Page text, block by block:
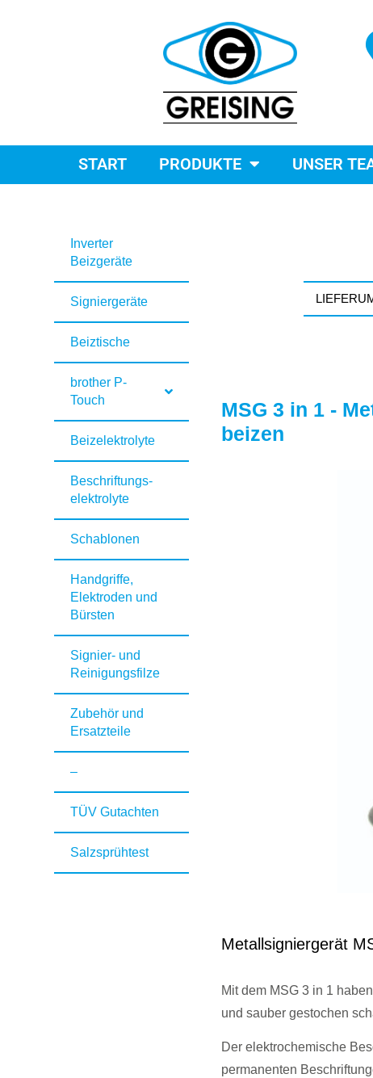
START PRODUKTE UNSER
Inverter
Beizgeräte
Signiergeräte
Beiztische
brother P-
Touch
Beizelektrolyte
Beschriftungs­
elektrolyte
Schablonen
Handgriffe,
Elektroden und
Bürsten
Signier- und
Reinigungsfilze
Zubehör und
Ersatzteile
–
TÜV Gutachten
Salzsprühtest
MSG 3 in 1 -
beizen
Metallsigniergerät
Mit dem MSG 3 in 1
und sauber gestochen
Der elektrochemische
permanenten